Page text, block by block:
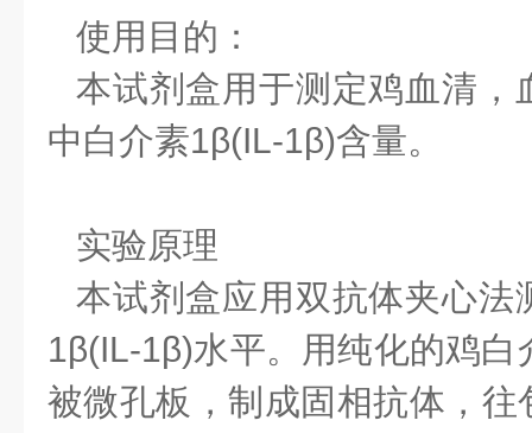
使用目的：
本试剂盒用于测定鸡血清，
中白介素1β(IL-1β)含量。
实验原理
本试剂盒应用双抗体夹心法
1β(IL-1β)水平。用纯化的鸡
被微孔板，制成固相抗体，